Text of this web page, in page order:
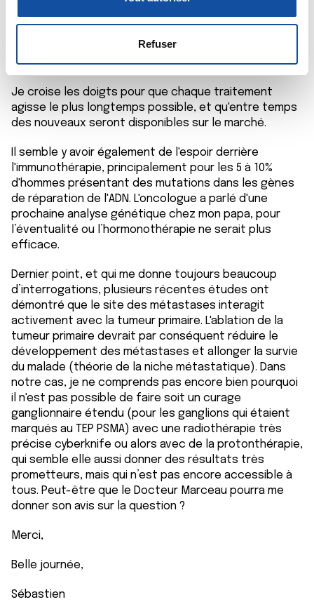
votre consentement à tout moment à partir de la
déclaration sur les cookies.
Les cookies nous permettent de personnaliser le contenu
et les annonces, d'offrir des fonctionnalités relatives aux
médias sociaux et d'analyser notre trafic. Nous
partageons également des informations sur l'utilisation de
publicité et d'analyse, qui peuvent combiner celles-ci
avec d'autres informations que vous leur avez fournies
ou qu'ils ont collectées lors de votre utilisation de leurs
services.
t
m
Refuser
Il y a également l'étude GETUG 12 qui teste
la chimiothérapie. Les premiers résultats sont
attendus à partir de 2020.
Je croise les doigts pour que chaque traitement
agisse le plus longtemps possible, et qu'entre temps
des nouveaux seront disponibles sur le marché.
Il semble y avoir également de l'espoir derrière
l'immunothérapie, principalement pour les 5 à 10%
d'hommes présentant des mutations dans les gènes
de réparation de l'ADN. L'oncologue a parlé d'une
prochaine analyse génétique chez mon papa, pour
l’éventualité ou l’hormonothérapie ne serait plus
efficace.
Dernier point, et qui me donne toujours beaucoup
d’interrogations, plusieurs récentes études ont
démontré que le site des métastases interagit
activement avec la tumeur primaire. L'ablation de la
tumeur primaire devrait par conséquent réduire le
développement des métastases et allonger la survie
du malade (théorie de la niche métastatique). Dans
notre cas, je ne comprends pas encore bien pourquoi
il n'est pas possible de faire soit un curage
ganglionnaire étendu (pour les ganglions qui étaient
marqués au TEP PSMA) avec une radiothérapie très
précise cyberknife ou alors avec de la protonthérapie,
qui semble elle aussi donner des résultats très
prometteurs, mais qui n’est pas encore accessible à
tous. Peut-être que le Docteur Marceau pourra me
donner son avis sur la question ?
Merci,
Belle journée,
Sébastien